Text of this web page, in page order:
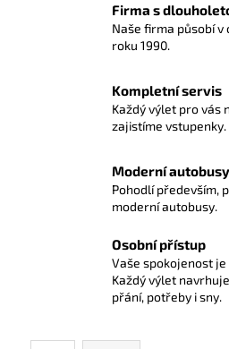
Firma s
Naše firma působí v
roku 1990.
Kompletní servis
Každý výlet pro vás
zajistíme vstupenky.
Moderní autobusy
Pohodlí především,
moderní autobusy.
Osobní přístup
Vaše spokojenost
Každý výlet
přání, potřeby i sny.